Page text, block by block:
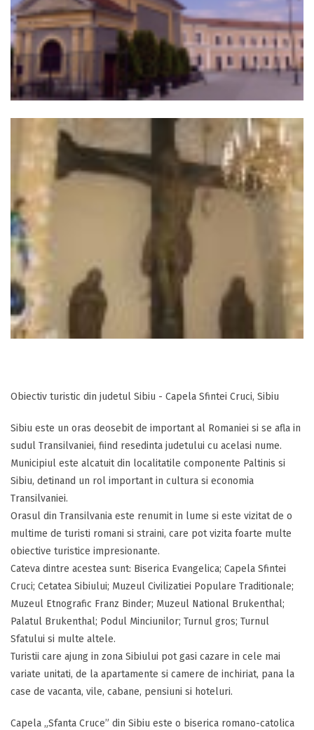
Obiectiv turistic din judetul Sibiu - Capela Sfintei Cruci, Sibiu
Sibiu este un oras deosebit de important al Romaniei si se afla in
sudul Transilvaniei, fiind resedinta judetului cu acelasi nume.
Municipiul este alcatuit din localitatile componente Paltinis si
Sibiu, detinand un rol important in cultura si economia
Transilvaniei.
Orasul din Transilvania este renumit in lume si este vizitat de o
multime de turisti romani si straini, care pot vizita foarte multe
obiective turistice impresionante.
Cateva dintre acestea sunt: Biserica Evangelica; Capela Sfintei
Cruci; Cetatea Sibiului; Muzeul Civilizatiei Populare Traditionale;
Muzeul Etnografic Franz Binder; Muzeul National Brukenthal;
Palatul Brukenthal; Podul Minciunilor; Turnul gros; Turnul
Sfatului si multe altele.
Turistii care ajung in zona Sibiului pot gasi cazare in cele mai
variate unitati, de la apartamente si camere de inchiriat, pana la
case de vacanta, vile, cabane, pensiuni si hoteluri.
Capela „Sfanta Cruce” din Sibiu este o biserica romano-catolica